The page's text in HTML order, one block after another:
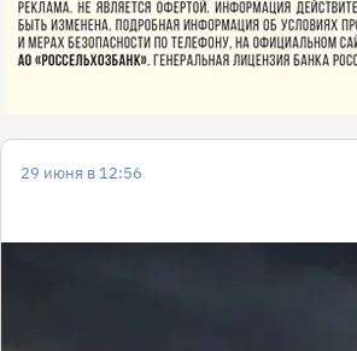
29 июня в 12:56